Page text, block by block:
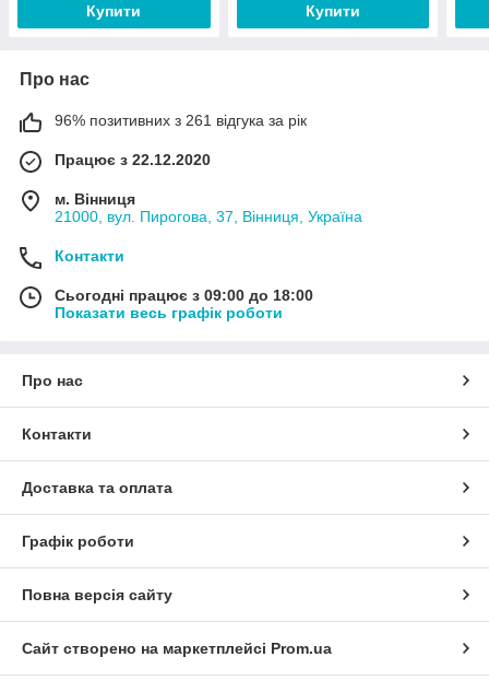
Купити Купити
Про нас
96% позитивних з 261 відгука за рік
Працює з 22.12.2020
м. Вінниця
21000, вул. Пирогова, 37, Вінниця, Україна
Контакти
Сьогодні працює з 09:00 до 18:00
Показати весь графік роботи
Про нас
Контакти
Доставка та оплата
Графік роботи
Повна версія сайту
Сайт створено на маркетплейсі Prom.ua